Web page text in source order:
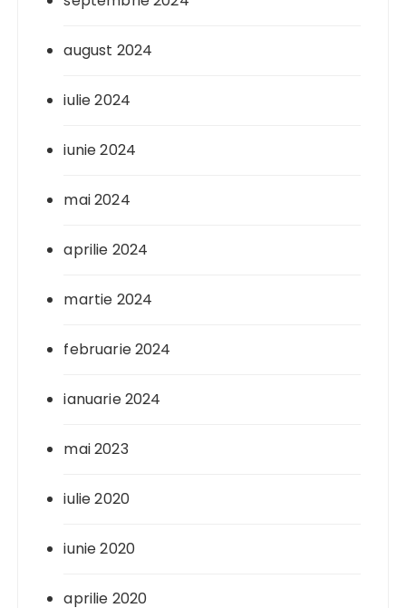
august 2024
iulie 2024
iunie 2024
mai 2024
aprilie 2024
martie 2024
februarie 2024
ianuarie 2024
mai 2023
iulie 2020
iunie 2020
aprilie 2020